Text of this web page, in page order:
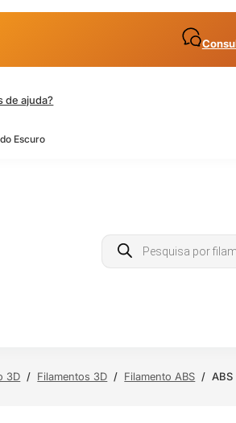
de ajuda?
Escuro
Products
search
3D / Filamentos 3D / Filamento ABS / ABS